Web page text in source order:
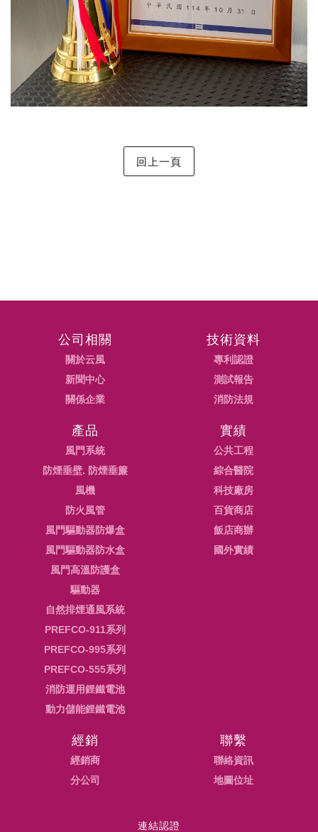
公司相關
關於云風
新聞中心
關係企業
技術資料
專利認證
測試報告
消防法規
產品
風門系統
防煙垂壁. 防煙垂簾
風機
防火風管
風門驅動器防爆盒
風門驅動器防水盒
風門高溫防護盒
驅動器
自然排煙通風系統
PREFCO-911系列
PREFCO-995系列
PREFCO-555系列
消防運用鋰鐵電池
動力儲能鋰鐵電池
實績
公共工程
綜合醫院
科技廠房
百貨商店
飯店商辦
國外實績
經銷
經銷商
分公司
聯繫
聯絡資訊
地圖位址
連結認證